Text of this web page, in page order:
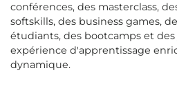
conférences, des masterclass,
softskills, des business games,
étudiants, des bootcamps et
expérience d'apprentissage
dynamique.